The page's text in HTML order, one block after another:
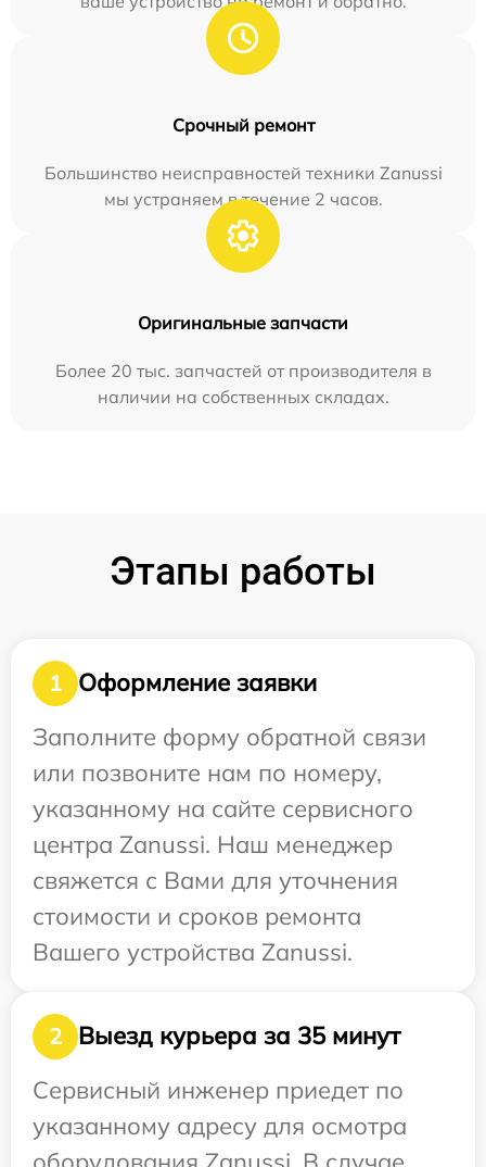
Срочный ремонт
Большинство неисправностей техники Zanussi
мы устраняем в течение 2 часов.
Оригинальные запчасти
Более 20 тыс. запчастей от производителя в
наличии на собственных складах.
Этапы работы
1
Оформление заявки
Заполните форму обратной связи
или позвоните нам по номеру,
указанному на сайте сервисного
центра Zanussi. Наш менеджер
свяжется с Вами для уточнения
стоимости и сроков ремонта
Вашего устройства Zanussi.
2
Выезд курьера за 35 минут
Сервисный инженер приедет по
указанному адресу для осмотра